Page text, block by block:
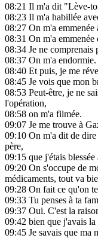
08:21 Il m'a dit "Lève-
08:23 Il m'a habillée
08:27 On m'a emmenée
08:31 On m'a emmenée
08:34 Je ne comprenais
08:37 On m'a endormie.
08:40 Et puis, je me
08:45 Je vois que mon
08:53 Peut-être, je ne
l'opération,
08:58 on m'a filmée.
09:07 Je me trouve à
09:10 On m'a dit de
père,
09:15 que j'étais
09:20 On s'occupe de
médicaments, tout va
09:28 On fait ce qu'on
09:33 Tu penses à ta
09:37 Oui. C'est la
09:42 bien que j'avais la
09:45 Je savais que ma